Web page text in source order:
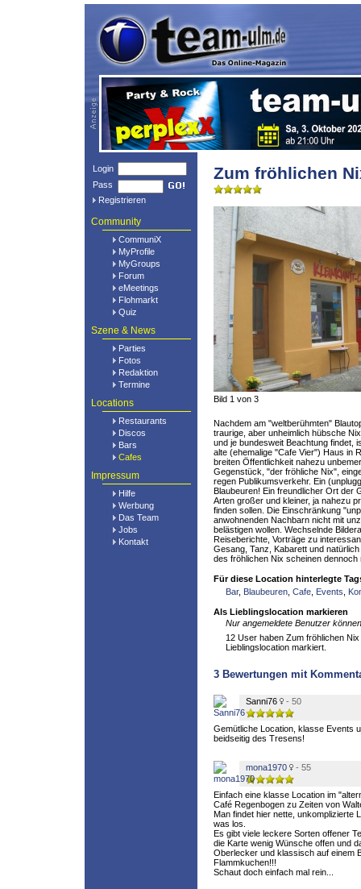
Login
Pass
Registrieren
Community
CommuniX
MyProfile
MyGroups
Forum
eMeetings
Flohmarkt
Quiz
Szene & News
Parties
Fotos
Redaktion
Termine
Locations
Restaurants
Discos
Bars
Cafes
Impressum
Hilfe
Werbung
Das Team
Jobs
Kontakt
Zum fröhlichen
Bild 1 von 3
Nachdem am "weltberühmten"
traurige, aber unheimlich hübsche
und je bundesweit Beachtung findet,
alte (ehemalige "Cafe Vier") Haus in
breiten Öffentlichkeit nahezu
Gegenstück, "der fröhliche Nix",
regen Publikumsverkehr. Ein
Blaubeuren! Ein freundlicher Ort der
Arten großer und kleiner, ja nahezu
finden sollen. Die Einschränkung
anwohnenden Nachbarn nicht mit
belästigen wollen. Wechselnde
Reiseberichte, Vorträge zu
Gesang, Tanz, Kabarett und
des fröhlichen Nix scheinen
Für diese Location hinterlegte
Bar, Blaubeuren Cafe Events
Als Lieblingslocation markieren
Nur angemeldete Benutzer
12 User haben Zum fröhlichen
Lieblingslocation markiert.
3 Bewertungen mit
Sanni76 - 50
Gemütliche Location, klasse Events
beidseitig des Tresens!
mona1970 - 55
Einfach eine klasse Location im
Café Regenbogen zu Zeiten von
Man findet hier nette, unkomplizierte
was los.
Es gibt viele leckere Sorten offener
die Karte wenig Wünsche offen und
Oberlecker und klassisch auf einem
Flammkuchen!!!
Schaut doch einfach mal rein...